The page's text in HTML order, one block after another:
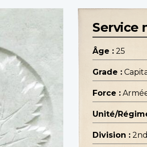
Service
Âge : 25
Grade :
Force :
Unité/
Division :